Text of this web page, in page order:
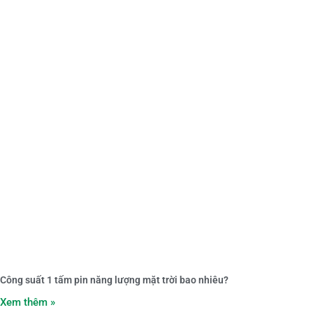
Công suất 1 tấm pin năng lượng mặt trời bao nhiêu?
Xem thêm »